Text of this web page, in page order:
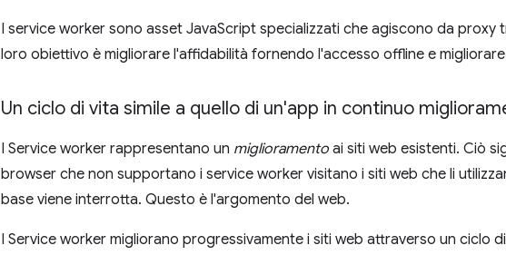
I service worker sono asset JavaScript specializzati che agiscono da proxy
loro obiettivo è migliorare l'affidabilità fornendo l'accesso offline e
Un ciclo di vita simile a quello di un'app in continuo
I Service worker rappresentano un miglioramento ai siti web esistenti. Ciò
browser che non supportano i service worker visitano i siti web che li
base viene interrotta. Questo è l'argomento del web.
I Service worker migliorano progressivamente i siti web attraverso un ciclo